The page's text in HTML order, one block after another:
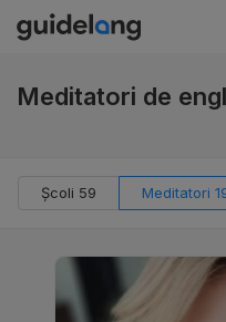
Meditatori de
Școli 59 Meditatori